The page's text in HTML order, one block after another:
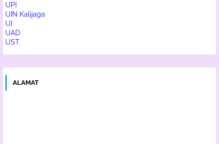
UPI
UIN Kalijaga
UI
UAD
UST
ALAMAT